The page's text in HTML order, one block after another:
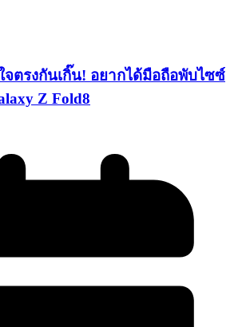
จตรงกันเกิ๊น! อยากได้มือถือพับไซซ์
Z Fold8